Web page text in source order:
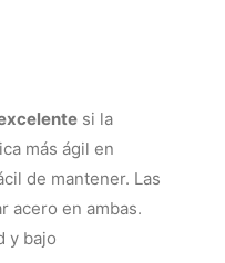
si la
más ágil en
de mantener. Las
acero en ambas.
y bajo